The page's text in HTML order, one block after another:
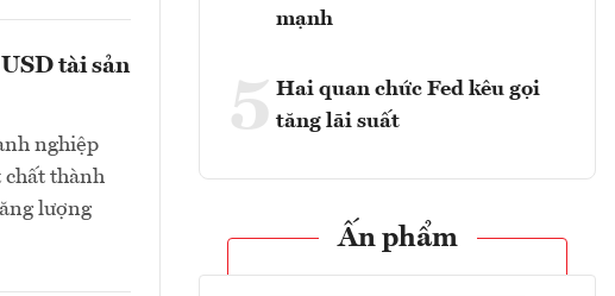
tài sản
nghiệp
chất thành
lượng
mạnh
5 Hai quan chức Fed kêu gọi
tăng lãi suất
Ấn phẩm